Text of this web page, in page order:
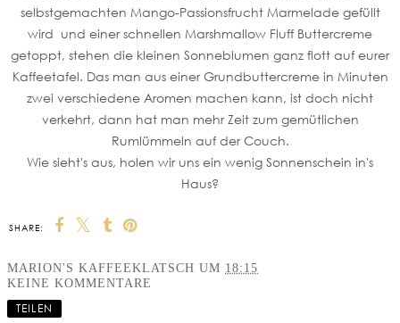
selbstgemachten Mango-Passionsfrucht Marmelade gefüllt
wird und einer schnellen Marshmallow Fluff Buttercreme
getoppt, stehen die kleinen Sonneblumen ganz flott auf eurer
Kaffeetafel. Das man aus einer Grundbuttercreme in Minuten
zwei verschiedene Aromen machen kann, ist doch nicht
verkehrt, dann hat man mehr Zeit zum gemütlichen
Rumlümmeln auf der Couch.
Wie sieht's aus, holen wir uns ein wenig Sonnenschein in's
Haus?
SHARE:
MARION'S KAFFEEKLATSCH UM 18:15
KEINE KOMMENTARE
TEILEN